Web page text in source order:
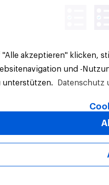
Rechte vorbehalten.
"Alle akzeptieren" klicken,
und -
unterstützen.
Datenschutz